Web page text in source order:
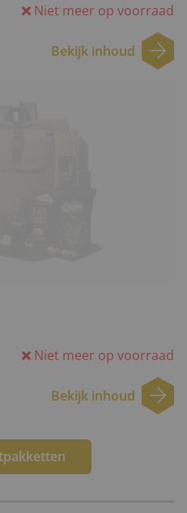
Niet meer op voorraad
Bekijk inhoud
Niet meer op voorraad
Bekijk inhoud